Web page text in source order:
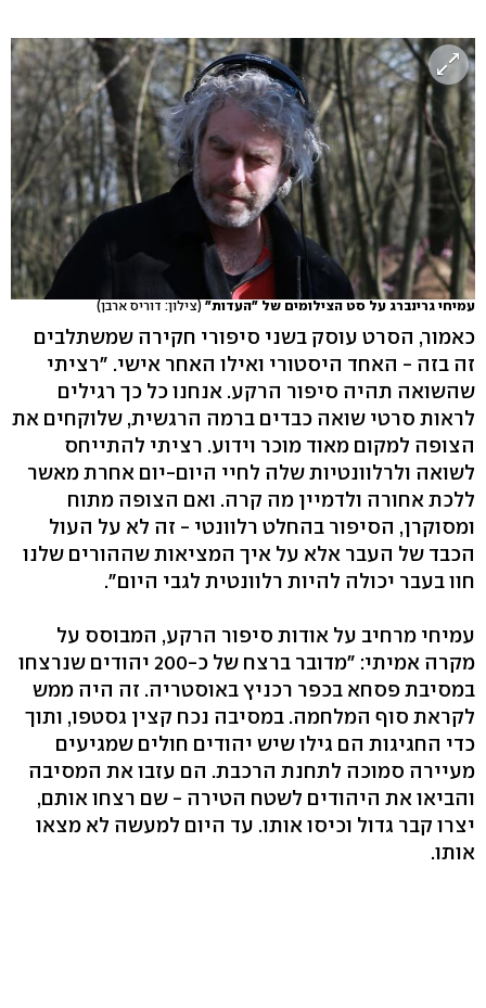
עמיחי גרינברג על סט הצילומים של "העדות"(צילון: דוריס ארבן)
כאמור, הסרט עוסק בשני סיפורי חקירה שמשתלבים
זה בזה - האחד היסטורי ואילו האחר אישי. "רציתי
שהשואה תהיה סיפור הרקע. אנחנו כל כך רגילים
לראות סרטי שואה כבדים ברמה הרגשית, שלוקחים את
הצופה למקום מאוד מוכר וידוע. רציתי להתייחס
לשואה ולרלוונטיות שלה לחיי היום-יום אחרת מאשר
ללכת אחורה ולדמיין מה קרה. ואם הצופה מתוח
ומסוקרן, הסיפור בהחלט רלוונטי - זה לא על העול
הכבד של העבר אלא על איך המציאות שההורים שלנו
חוו בעבר יכולה להיות רלוונטית לגבי היום".
עמיחי מרחיב על אודות סיפור הרקע, המבוסס על
מקרה אמיתי: "מדובר ברצח של כ-200 יהודים שנרצחו
במסיבת פסחא בכפר רכניץ באוסטריה. זה היה ממש
לקראת סוף המלחמה. במסיבה נכח קצין גסטפו, ותוך
כדי החגיגות הם גילו שיש יהודים חולים שמגיעים
מעיירה סמוכה לתחנת הרכבת. הם עזבו את המסיבה
והביאו את היהודים לשטח הטירה - שם רצחו אותם,
יצרו קבר גדול וכיסו אותו. עד היום למעשה לא מצאו
אותו.